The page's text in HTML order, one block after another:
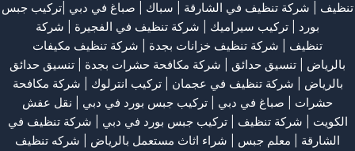
تنظيف
شركة تنظيف في الشارقة | سباك | صباغ في دبي |تركيب جبس
بورد | تركيب سيراميك شركة تنظيف في الفجيرة
شركة
تنظيف
شركة تنظيف خزانات بجدة
شركة تنظيف مكيفات
بالرياض
تنسيق حدائق شركة مكافحة حشرات بجدة
تنسيق حدائق
بالرياض
شركة تنظيف في عجمان | تركيب انترلوك | شركة مكافحة
حشرات
صباغ في دبي تركيب جبس بورد في دبي
نقل عفش
الكويت
شركة تنظيف |تركيب جبس بورد في دبي
شركة تنظيف في
الشارقة
معلم جبس شراء اثاث مستعمل بالرياض شركه تنظيف